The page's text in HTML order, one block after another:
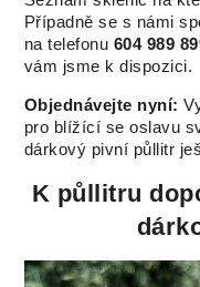
Případně se s námi
na telefonu 604 989
vám jsme k dispozici.
Objednávejte nyní:
pro blížící se oslavu
dárkový pivní půllitr
K půllitru